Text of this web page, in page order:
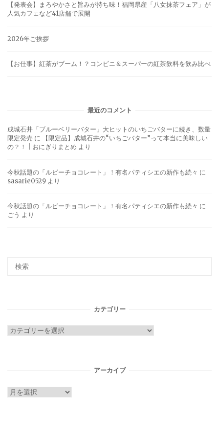
【発表会】まろやかさと旨みが持ち味！福岡県産「八女抹茶フェア」が
人気カフェなど41店舗で展開
2026年ご挨拶
【お仕事】紅茶がブーム！？コンビニ＆スーパーの紅茶飲料を飲み比べ
最近のコメント
成城石井「ブルーベリーバター」大ヒットのいちごバターに続き、数量
限定発売 に
【限定品】成城石井の“いちごバター”って本当に美味しい
の？！ | おにぎりまとめ より
今秋話題の「ルビーチョコレート」！有名パティシエの新作も続々 に
sasarie0529 より
今秋話題の「ルビーチョコレート」！有名パティシエの新作も続々 に
ごう より
カテゴリー
カ
アーカイブ
ア